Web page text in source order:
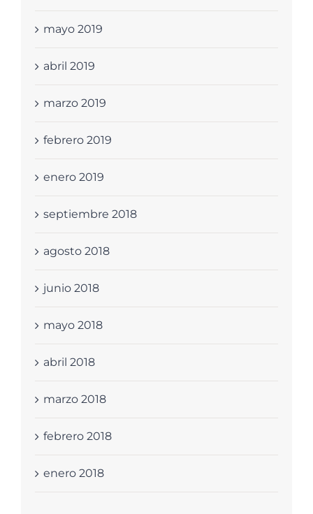
mayo 2019
abril 2019
marzo 2019
febrero 2019
enero 2019
septiembre 2018
agosto 2018
junio 2018
mayo 2018
abril 2018
marzo 2018
febrero 2018
enero 2018